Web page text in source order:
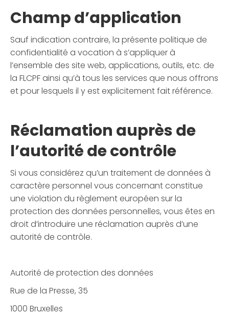
Champ d’application
Sauf indication contraire, la présente politique de
confidentialité a vocation à s’appliquer à
l’ensemble des site web, applications, outils, etc. de
la FLCPF ainsi qu’à tous les services que nous offrons
et pour lesquels il y est explicitement fait référence.
Réclamation auprès de
l’autorité de contrôle
Si vous considérez qu’un traitement de données à
caractère personnel vous concernant constitue
une violation du règlement européen sur la
protection des données personnelles, vous êtes en
droit d’introduire une réclamation auprès d’une
autorité de contrôle.
Autorité de protection des données
Rue de la Presse, 35
1000 Bruxelles